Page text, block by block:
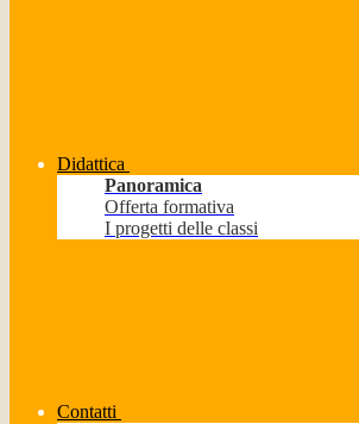
Didattica
Panoramica
Offerta formativa
I progetti delle classi
Contatti